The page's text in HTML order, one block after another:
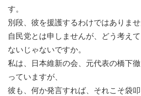
す。
別段、彼を援護するわけではありませ
自民党とは申しませんが、どう考え
ないじゃないですか。
私は、日本維新の会、元代表の橋下
っていますが、
彼も、何か発言すれば、それこそ袋叩